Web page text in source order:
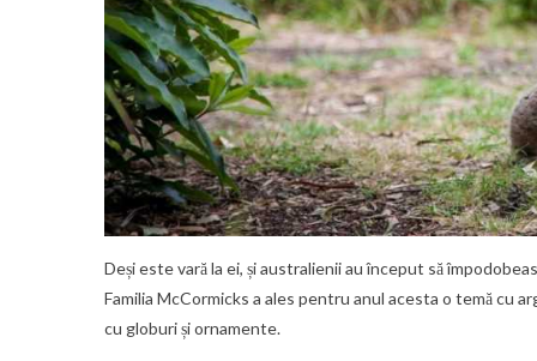
Deși este vară la ei, și australienii au început să
Familia McCormicks a ales pentru anul acesta o temă cu
cu globuri și ornamente.